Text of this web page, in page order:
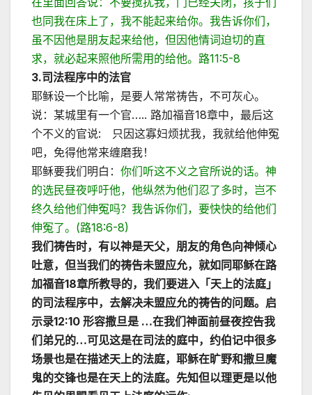
也同我在床上了，我不能起来给你。我告诉你们，
虽不因他是朋友起来给他，但因他情词迫切的直
求，就必起来照他所需用的给他。路11:5-8
3.司法程序中的法官
耶稣设一个比喻，是要人常常祷告，不可灰心。
说：某城里有一个官….. 路加福音18章中，最后这
个不义的官说: 只因这寡妇烦扰我，我就给他伸冤
吧，免得他常来缠磨我！
耶稣要我们明白： 你们听这不义之官所说的话。神
的选民昼夜呼吁他，他纵然为他们忍了多时，岂不
终久给他们伸冤吗？我告诉你们，要快快的给他们
伸冤了。(路18:6-8)
我们祷告时，有以神是天父，朋友的角色向神倾心
吐意，但当我们的祷告未盟应允，就如同耶稣在路
加福音18章所教导的，我们要进入「天上的法庭」
的司法程序中，去解决未盟应允的祷告的问题。启
示录12:10 形容撒旦是 …在我们神面前昼夜控告我
们弟兄的…可见这是在司法的庭中，约伯记中很多
场景也是在描述天上的法庭，耶稣在旷野和撒旦魔
鬼的交锋也是在天上的法庭。先知但以理更是以他